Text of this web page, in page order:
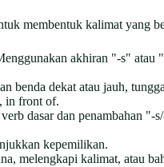
membentuk kalimat
akhiran "-s" atau
benda dekat atau jauh,
in front of.
dasar dan penambahan
kepemilikan.
melengkapi kalimat, atau